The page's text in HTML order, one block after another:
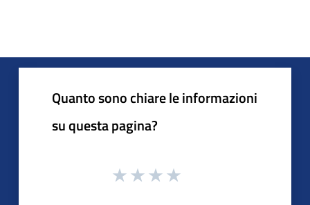
Quanto sono chiare le informazioni
su questa pagina?